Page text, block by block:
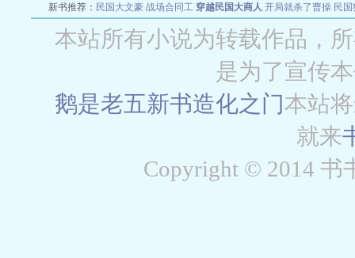
新书推荐： 民国大文豪 战场合同工 穿越民国大商人 开局就杀了曹操 民
本站所有小说为转载作品，
是为了宣传
鹅是老五新书造化之门本站
就来
Copyright © 2014 书